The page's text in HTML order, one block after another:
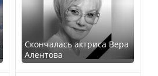
Скончалась актриса Вера
Алентова